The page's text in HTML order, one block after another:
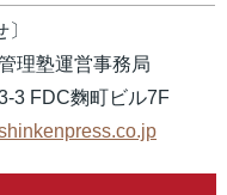
理塾運営事務局
3 FDC麴町ビル7F